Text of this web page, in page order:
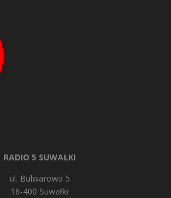
RADIO 5 SUWAŁKI
ul. Bulwarowa 5
16-400 Suwałki